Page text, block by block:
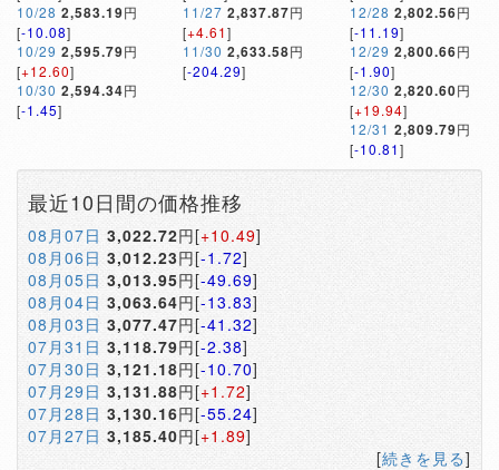
10/28 2,583.19円
[-10.08]
10/29 2,595.79円
[+12.60]
10/30 2,594.34円
[-1.45]
11/27 2,837.87円
[+4.61]
11/30 2,633.58円
[-204.29]
12/28 2,802.56円
[-11.19]
12/29 2,800.66円
[-1.90]
12/30 2,820.60円
[+19.94]
12/31 2,809.79円
[-10.81]
最近10日間の価格推移
08月07日 3,022.72円[+10.49]
08月06日 3,012.23円[-1.72]
08月05日 3,013.95円[-49.69]
08月04日 3,063.64円[-13.83]
08月03日 3,077.47円[-41.32]
07月31日 3,118.79円[-2.38]
07月30日 3,121.18円[-10.70]
07月29日 3,131.88円[+1.72]
07月28日 3,130.16円[-55.24]
07月27日 3,185.40円[+1.89]
[続きを見る]